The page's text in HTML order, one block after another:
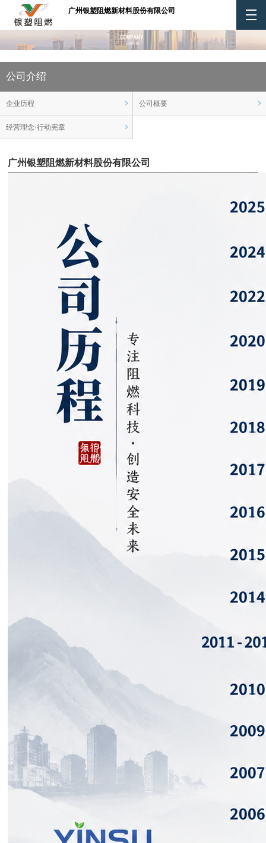
广州银塑阻燃新材料股份有限公司
公司介绍
企业历程 公司概要
经营理念·行动宪章
广州银塑阻燃新材料股份有限公司